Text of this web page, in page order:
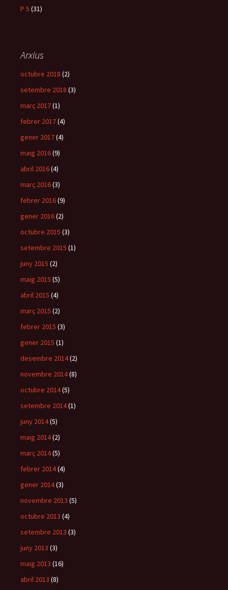
P 5 (31)
Arxius
octubre 2018 (2)
setembre 2018 (3)
març 2017(1)
febrer 2017(4)
gener 2017(4)
maig 2016(9)
abril 2016(4)
març 2016(3)
febrer 2016(9)
gener 2016(2)
octubre 2015 (3)
setembre 2015 (1)
juny 2015 (2)
maig 2015 (5)
abril 2015 (4)
març 2015 (2)
febrer 2015 (3)
gener 2015 (1)
desembre 2014(2)
novembre 2014(8)
octubre 2014(5)
setembre 2014(1)
juny 2014(5)
maig 2014(2)
març 2014(5)
febrer 2014(4)
gener 2014(3)
novembre 2013 (5)
octubre 2013 (4)
setembre 2013 (3)
juny 2013 (3)
maig 2013 (16)
abril 2013 (8)